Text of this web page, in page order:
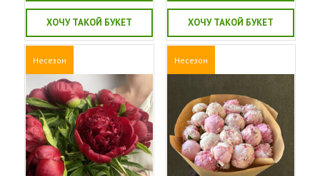
ХОЧУ ТАКОЙ БУКЕТ ХОЧУ ТАКОЙ БУКЕТ
Несезон Несезон